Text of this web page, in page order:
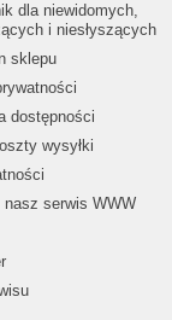
dla niewidomych,
i niesłyszących
sklepu
dostępności
wysyłki
nasz serwis WWW